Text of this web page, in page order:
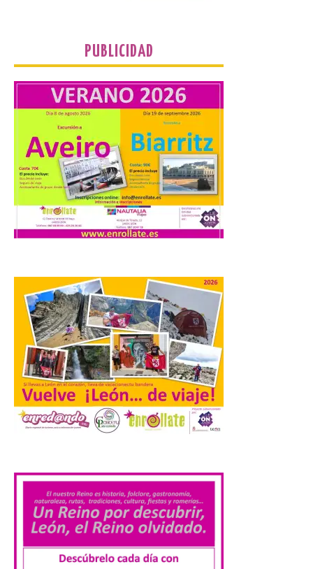
Unión del Pueblo […]
La Universidad de León
distribuye folletos con la
programación del evento
del eclipse solar que
organiza con la ESA y el
Ayuntamiento
7 Ago 2026
Información Turística de
León e incluyen, además
del programa del evento, una guía
práctica con recomendaciones
elaboradas por especialistas para
observar el eclipse con seguridad León, 7
de agosto de 2026. La programación […]
Laciana comienza su
programación para
disfrutar el eclipse total
7 Ago 2026
Durante los días 1 y 2 de
agosto, tanto el público
pudo disfrutar de un
planetario que se instaló
PUBLICIDAD